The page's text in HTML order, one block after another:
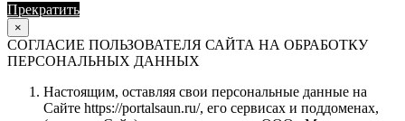
Прекратить
×
СОГЛАСИЕ ПОЛЬЗОВАТЕЛЯ САЙТА НА ОБРАБОТКУ
ПЕРСОНАЛЬНЫХ ДАННЫХ
Настоящим, оставляя свои персональные данные на
Сайте https://portalsaun.ru/, его сервисах и поддоменах,